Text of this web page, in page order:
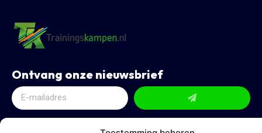
Ontvang onze nieuwsbrief